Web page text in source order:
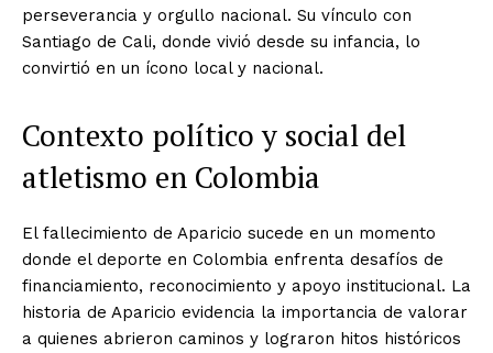
perseverancia y orgullo nacional. Su vínculo con
Santiago de Cali, donde vivió desde su infancia, lo
convirtió en un ícono local y nacional.
Contexto político y social del
atletismo en Colombia
El fallecimiento de Aparicio sucede en un momento
donde el deporte en Colombia enfrenta desafíos de
financiamiento, reconocimiento y apoyo institucional. La
historia de Aparicio evidencia la importancia de valorar
a quienes abrieron caminos y lograron hitos históricos